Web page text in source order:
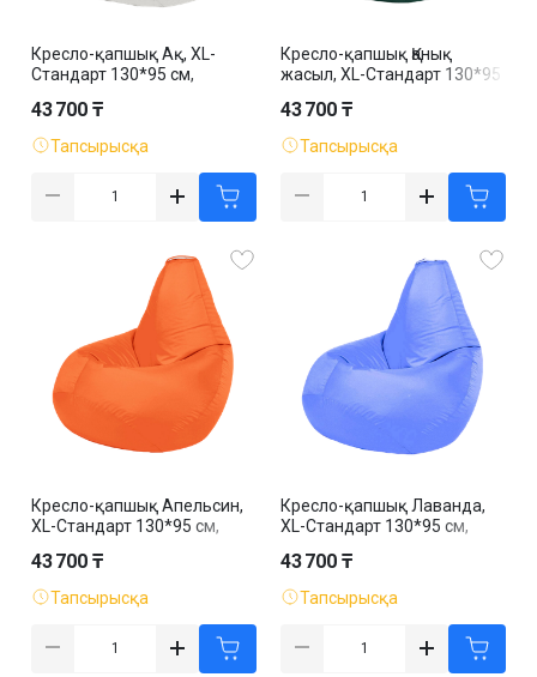
Кресло-қапшық Ақ, XL-
Стандарт 130*95 см,
43 700 ₸
Тапсырысқа
Кресло-қапшық Қанық
жасыл, XL-Стандарт 130*95
43 700 ₸
Тапсырысқа
Кресло-қапшық Апельсин,
XL-Стандарт 130*95 см,
43 700 ₸
Тапсырысқа
Кресло-қапшық Лаванда,
XL-Стандарт 130*95 см,
43 700 ₸
Тапсырысқа